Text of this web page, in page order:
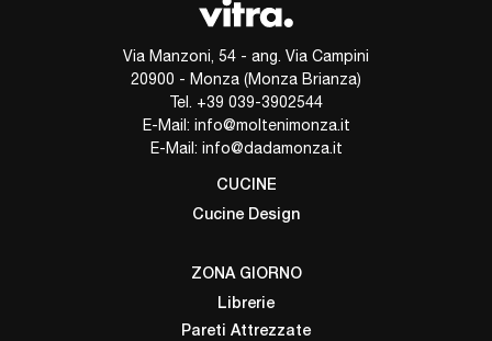
Via Manzoni, 54 - ang. Via Campini
20900 - Monza (Monza Brianza)
Tel. +39 039-3902544
E-Mail: info@moltenimonza.it
E-Mail: info@dadamonza.it
CUCINE
Cucine Design
ZONA GIORNO
Librerie
Pareti Attrezzate